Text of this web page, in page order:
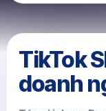
TikTok
doanh